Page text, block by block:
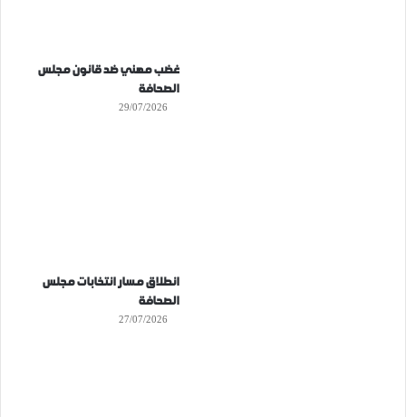
غضب مهني ضد قانون مجلس
الصحافة
29/07/2026
انطلاق مسار انتخابات مجلس
الصحافة
27/07/2026